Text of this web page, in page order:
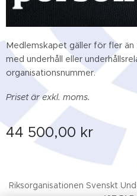
Medlemskapet gäller för fler än
med underhåll eller
organisationsnummer.
Priset är exkl. moms.
44 500,00 kr
Riksorganisationen Svenskt